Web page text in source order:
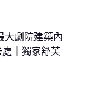
大劇院建築內
｜獨家舒芙